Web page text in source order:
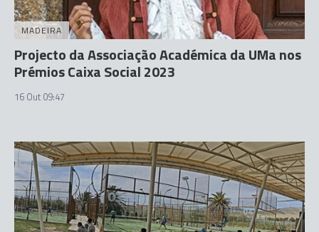
MADEIRA
Projecto da Associação Académica da UMa nos
Prémios Caixa Social 2023
16 Out 09:47